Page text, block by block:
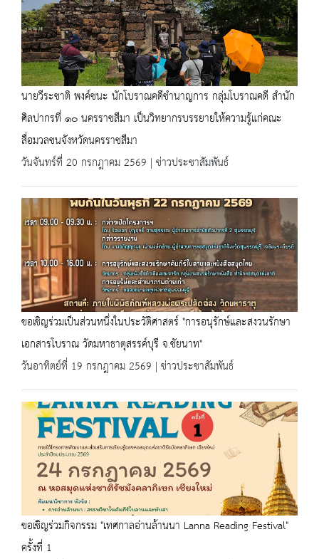
นายวีระชาติ พงค์ชนะ นักโบราณคดีชำนาญการ กลุ่มโบราณคดี สำนัก
ศิลปากรที่ ๑๐ นครราชสีมา เป็นวิทยากรบรรยายให้ความรู้แก่คณะ
สื่อมวลชนจังหวัดนครราชสีมา
วันจันทร์ที่ 20 กรกฎาคม 2569 | ข่าวประชาสัมพันธ์
ขอเชิญร่วมเป็นส่วนหนึ่งในประวัติศาสตร์ "การอนุรักษ์และสงวนรักษา
เอกสารโบราณ วัดมหาธาตุสรรค์บุรี จ.ชัยนาท"
วันอาทิตย์ที่ 19 กรกฎาคม 2569 | ข่าวประชาสัมพันธ์
ขอเชิญร่วมกิจกรรม "เทศกาลอ่านล้านนา Lanna Reading Festival"
ครั้งที่ 1